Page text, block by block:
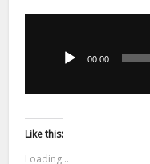
dźwiękowych00:00
Like this:
Loading...